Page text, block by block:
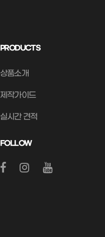
PRODUCTS
상품소개
제작가이드
실시간 견적
FOLLOW